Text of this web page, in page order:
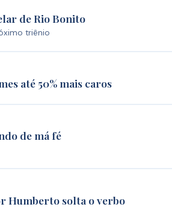
de Rio Bonito
triênio
até 50% mais caros
de má fé
Humberto solta o verbo